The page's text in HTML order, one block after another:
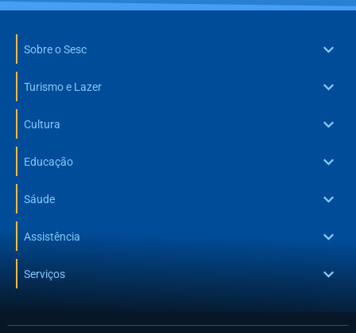
Sobre o Sesc
Turismo e Lazer
Cultura
Educação
Sáude
Assistência
Serviços